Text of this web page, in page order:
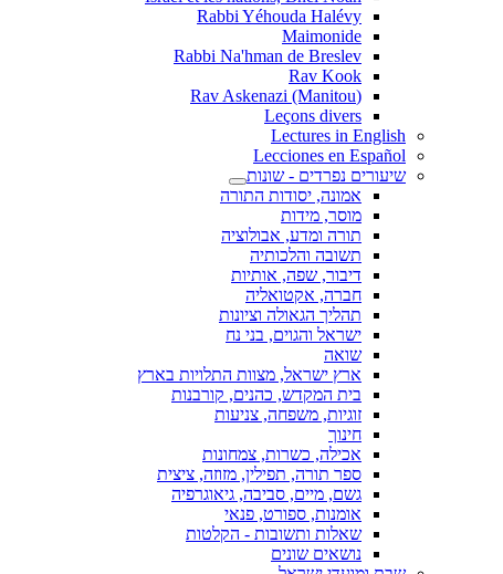
Rabbi Yéhouda Halévy
Maimonide
Rabbi Na'hman de Breslev
Rav Kook
(Rav Askenazi (Manitou
Leçons divers
Lectures in English
Lecciones en Español
שיעורים נפרדים - שונות
אמונה, יסודות התורה
מוסר, מידות
תורה ומדע, אבולוציה
תשובה והלכותיה
דיבור, שפה, אותיות
חברה, אקטואליה
תהליך הגאולה וציונות
ישראל והגוים, בני נח
שואה
ארץ ישראל, מצוות התלויות בארץ
בית המקדש, כהנים, קורבנות
זוגיות, משפחה, צניעות
חינוך
אכילה, כשרות, צמחונות
ספר תורה, תפילין, מזוזה, ציצית
גשם, מיים, סביבה, גיאוגרפיה
אומנות, ספורט, פנאי
שאלות ותשובות - הקלטות
נושאים שונים